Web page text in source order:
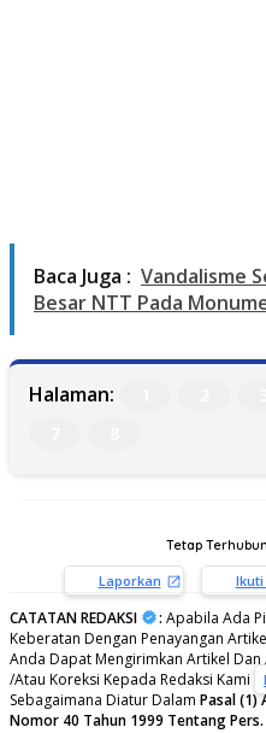
Baca Juga : Vandalisme
Besar NTT Pada
Halaman:
Tetap
Laporkan Ikuti
CATATAN REDAKSI : Apabila Ada
Keberatan Dengan Penayangan
Anda Dapat Mengirimkan Artikel
/Atau Koreksi Kepada Redaksi Kami
Sebagaimana Diatur Dalam Pasal (1)
Nomor 40 Tahun 1999 Tentang Pers.